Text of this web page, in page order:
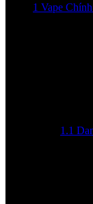
1 Vape
1.1